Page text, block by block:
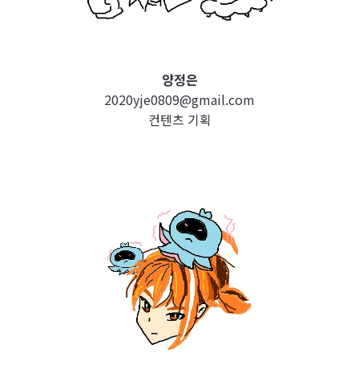
양정은
2020yje0809@gmail.com
컨텐츠 기획